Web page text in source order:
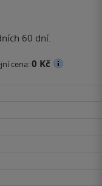
60 dní.
cena:0 Kč